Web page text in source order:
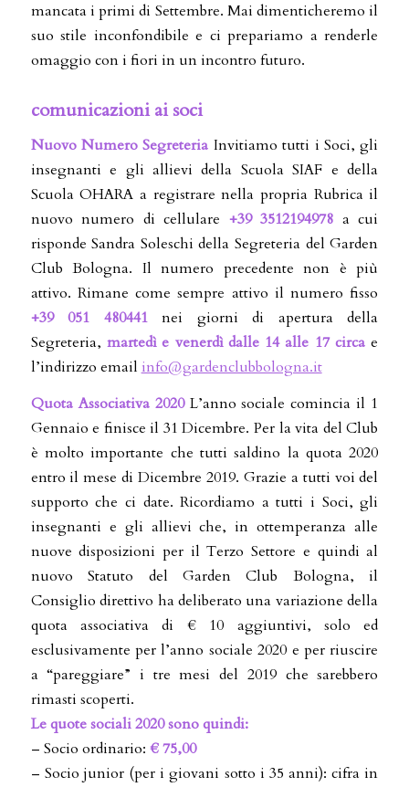
mancata i primi di Settembre. Mai dimenticheremo il
suo stile inconfondibile e ci prepariamo a renderle
omaggio con i fiori in un incontro futuro.
comunicazioni ai soci
Nuovo Numero Segreteria Invitiamo tutti i Soci, gli
insegnanti e gli allievi della Scuola SIAF e della
Scuola OHARA a registrare nella propria Rubrica il
nuovo numero di cellulare +39 3512194978 a cui
risponde Sandra Soleschi della Segreteria del Garden
Club Bologna. Il numero precedente non è più
attivo. Rimane come sempre attivo il numero fisso
+39
051 480441nei giorni di apertura della
Segreteria, martedì e venerdì dalle 14 alle 17 circa e
l’indirizzo email info@gardenclubbologna.it
Quota Associativa 2020L’anno sociale comincia il 1
Gennaio e finisce il 31 Dicembre. Per la vita del Club
è molto importante che tutti saldino la quota 2020
entro il mese di Dicembre 2019. Grazie a tutti voi del
supporto che ci date. Ricordiamo a tutti i Soci, gli
insegnanti e gli allievi che, in ottemperanza alle
nuove disposizioni per il Terzo Settore e quindi al
nuovo Statuto del Garden Club Bologna, il
Consiglio direttivo ha deliberato una variazione della
quota associativa di € 10 aggiuntivi, solo ed
esclusivamente per l’anno sociale 2020 e per riuscire
a “pareggiare” i tre mesi del 2019 che sarebbero
rimasti scoperti.
Le quote sociali 2020 sono quindi:
– Socio ordinario: € 75,00
– Socio junior (per i giovani sotto i 35 anni): cifra in